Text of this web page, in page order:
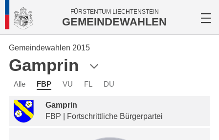
FÜRSTENTUM LIECHTENSTEIN
GEMEINDEWAHLEN
Gemeindewahlen 2015
Gamprin
Alle FBP VU FL DU
Gamprin
FBP | Fortschrittliche Bürgerpartei